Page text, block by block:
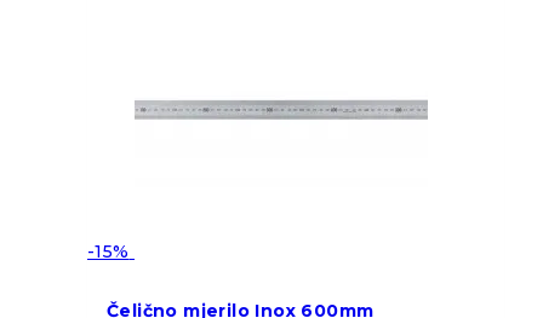
-15%
Čelično mjerilo Inox 600mm